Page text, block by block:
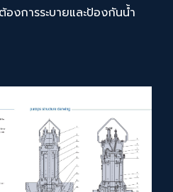
งการระบายและป้องกันน้ำ